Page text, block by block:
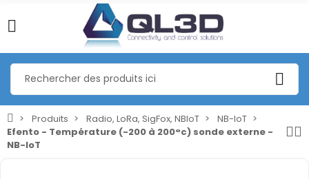
Produits Radio, LoRa, SigFox, NBIoT
NB-IoT
Efento - Température (-200 à 200°c) sonde externe -
NB-IoT